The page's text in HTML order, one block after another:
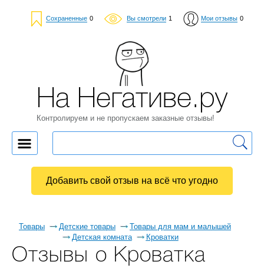
Сохраненные 0 Вы смотрели 1 Мои отзывы 0
Товары Детские товары
Товары для мам и малышей
Детская комната
Кроватки
Отзывы о Кроватка
На Негативе.ру
Контролируем и не пропускаем заказные отзывы!
Добавить свой отзыв на всё что угодно